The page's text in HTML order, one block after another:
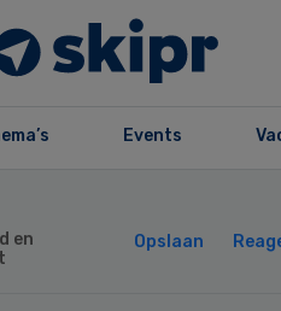
Events
en
Opslaan